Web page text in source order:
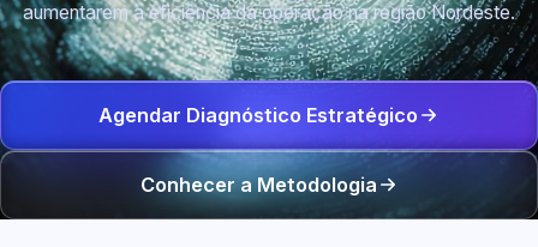
aumentarem a eficiência da operação na região Nordeste.
Agendar Diagnóstico Estratégico
Conhecer a Metodologia